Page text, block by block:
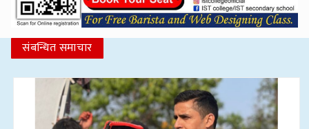
संबन्धित समाचार